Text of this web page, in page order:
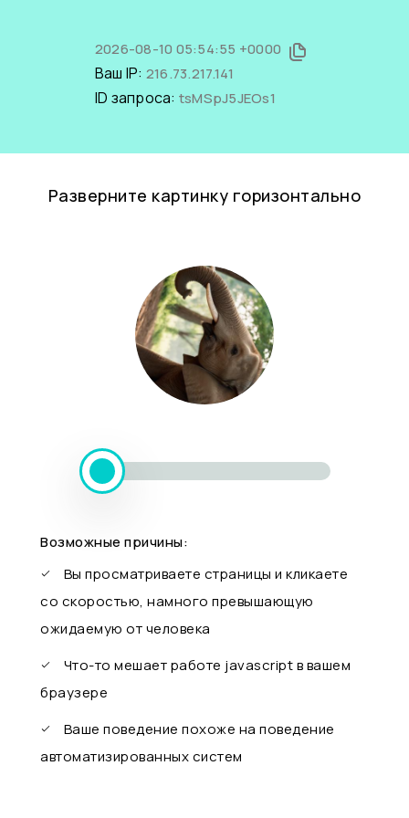
2026-08-10 05:54:55 +0000
Ваш IP: 216.73.217.141
ID запроса: tsMSpJ5JEOs1
Разверните картинку горизонтально
Возможные причины:
Вы просматриваете страницы и кликаете
со скоростью, намного превышающую
ожидаемую от человека
Что-то мешает работе javascript в вашем
браузере
Ваше поведение похоже на поведение
автоматизированных систем